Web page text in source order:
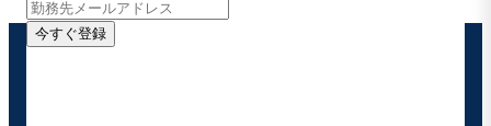
今すぐ登録